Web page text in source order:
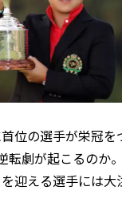
位の選手が栄冠を
転劇が起こるのか
迎える選手には大